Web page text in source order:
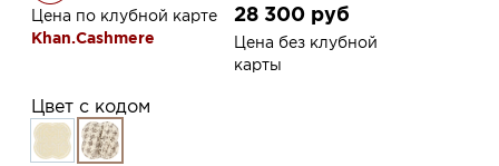
Цена по клубной карте
Khan.Cashmere
28 300 руб
Цена без клубной
карты
Цвет с кодом